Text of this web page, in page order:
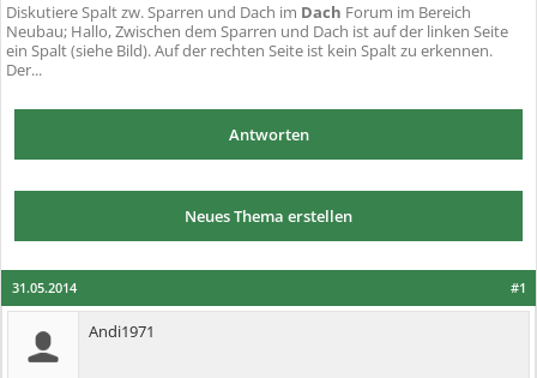
DiskutiereSpalt zw. Sparren und Dach im Dach Forum im Bereich
Neubau; Hallo, Zwischen dem Sparren und Dach ist auf der linken Seite
ein Spalt (siehe Bild). Auf der rechten Seite ist kein Spalt zu erkennen.
Der...
Antworten
Neues Thema erstellen
#1
31.05.2014
Andi1971